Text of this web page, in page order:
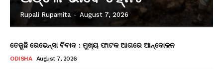
Rupali Rupamita - August 7, 2026
ତେଜୁଛି ରେଭେନ୍ସା ବିବାଦ : ମୁଖ୍ୟ ଫାଟକ ଆଗରେ ଆନ୍ଦୋଳନ
ODISHA August 7, 2026